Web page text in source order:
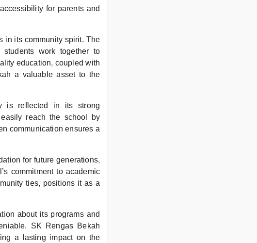
for parents and
in its community spirit. The
work together to
education, coupled with
a valuable asset to the
is reflected in its strong
reach the school by
communication ensures a
for future generations,
commitment to academic
ties, positions it as a
about its programs and
SK Rengas Bekah
a lasting impact on the